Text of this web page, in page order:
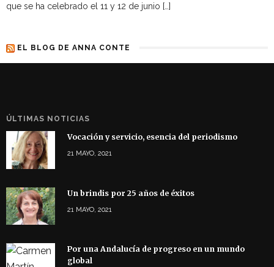
que se ha celebrado el 11 y 12 de junio […]
EL BLOG DE ANNA CONTE
ÚLTIMAS NOTICIAS
Vocación y servicio, esencia del periodismo
21 MAYO, 2021
Un brindis por 25 años de éxitos
21 MAYO, 2021
Por una Andalucía de progreso en un mundo
global